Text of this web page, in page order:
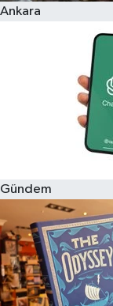
Ankara
Gündem